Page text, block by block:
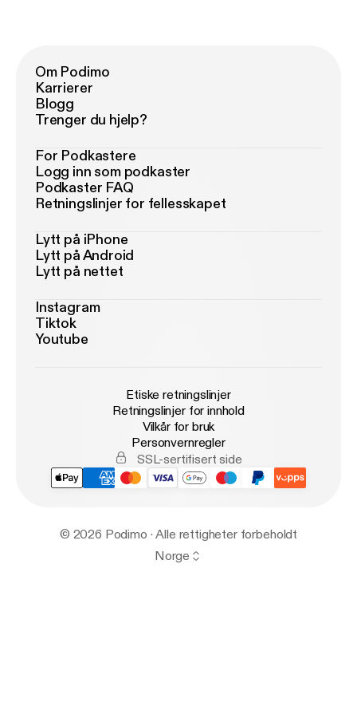
Om Podimo
Karrierer
Blogg
Trenger du hjelp?
For Podkastere
Logg inn som podkaster
Podkaster FAQ
Retningslinjer for fellesskapet
Lytt på iPhone
Lytt på Android
Lytt på nettet
Instagram
Tiktok
Youtube
Etiske retningslinjer
Retningslinjer for innhold
Vilkår for bruk
Personvernregler
SSL-sertifisert side
© 2026 Podimo · Alle rettigheter forbeholdt
Norge